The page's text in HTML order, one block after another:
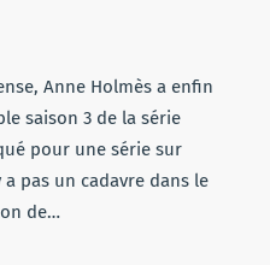
Anne Holmès a enfin
saison 3 de la série
pour une série sur
a pas un cadavre dans le
de…